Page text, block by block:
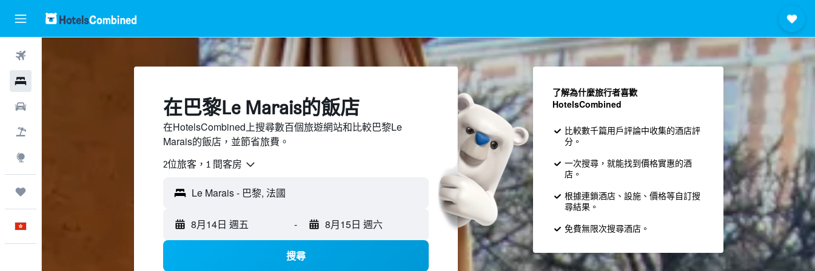
​在巴黎Le Marais​的飯店
在HotelsCombined上搜尋數百個旅遊網站和比較巴黎Le
Marais的飯店，並節省旅費。
2位旅客，1 間客房
8月14日 週五 - 8月15日 週六
搜尋
了解為什麼旅行者喜歡
HotelsCombined
比較數千篇用戶評論中收集的酒店評
分。
一次搜尋，就能找到價格實惠的酒
店。
根據連鎖酒店、設施、價格等自訂搜
尋結果。
免費無限次搜尋酒店。